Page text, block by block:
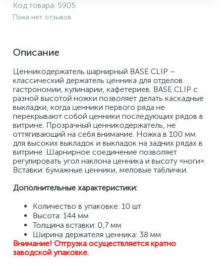
Код товара: 5905
Пока нет отзывов
Описание
Ценникодержатель шарнирный BASE CLIP –
классический держатель ценника для отделов
гастрономии, кулинарии, кафетериев. BASE CLIP с
разной высотой ножки позволяет делать каскадные
выкладки, когда ценники первого ряда не
перекрывают собой ценники последующих рядов в
витрине. Прозрачный ценникодержатель, не
оттягивающий на себя внимание. Ножка в 100 мм
для высоких выкладок и выкладок на задних рядах в
витрине. Шарнирное соединение позволяет
регулировать угол наклона ценника и высоту «ноги».
Вставки: бумажные ценники, меловые таблички.
Дополнительные характеристики:
Количество в упаковке: 10 шт
Высота: 144 мм
Толщина вставки: 0,7 мм
Ширина держателя ценника: 38 мм
Внимание! Отгрузка осуществляется кратно
заводской упаковке.